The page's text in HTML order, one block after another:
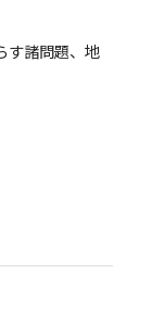
す諸問題、地